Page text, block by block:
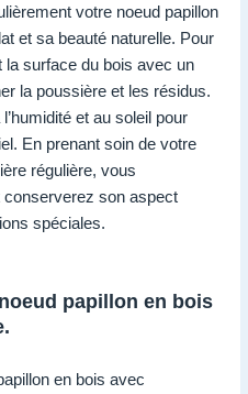
votre noeud papillon
et sa beauté naturelle. Pour
surface du bois avec un
la poussière et les résidus.
et au soleil pour
En prenant soin de votre
régulière, vous
conserverez son aspect
spéciales.
papillon en bois
en bois avec